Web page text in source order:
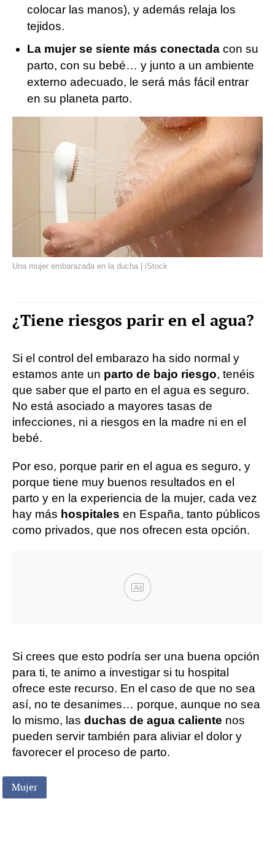
colocar las manos), y además relaja los
tejidos.
La mujer se siente más conectada con su
parto, con su bebé… y junto a un ambiente
externo adecuado, le será más fácil entrar
en su planeta parto.
Una mujer embarazada en la ducha | iStock
¿Tiene riesgos parir en el agua?
Si el control del embarazo ha sido normal y
estamos ante un parto de bajo riesgo, tenéis
que saber que el parto en el agua es seguro.
No está asociado a mayores tasas de
infecciones, ni a riesgos en la madre ni en el
bebé.
Por eso, porque parir en el agua es seguro, y
porque tiene muy buenos resultados en el
parto y en la experiencia de la mujer, cada vez
hay más hospitales en España, tanto públicos
como privados, que nos ofrecen esta opción.
Ad
Si crees que esto podría ser una buena opción
para ti, te animo a investigar si tu hospital
ofrece este recurso. En el caso de que no sea
así, no te desanimes… porque, aunque no sea
lo mismo, las duchas de agua caliente nos
pueden servir también para aliviar el dolor y
favorecer el proceso de parto.
Mujer